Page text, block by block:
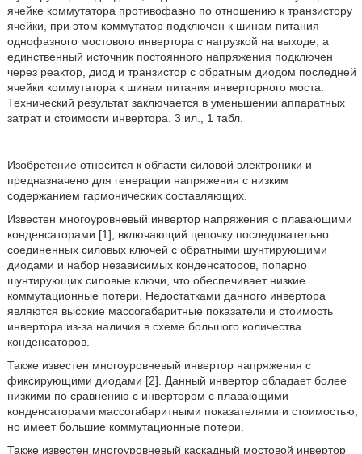
ячейке коммутатора противофазно по отношению к транзистору
ячейки, при этом коммутатор подключен к шинам питания
однофазного мостового инвертора с нагрузкой на выходе, а
единственный источник постоянного напряжения подключен
через реактор, диод и транзистор с обратным диодом последней
ячейки коммутатора к шинам питания инверторного моста.
Технический результат заключается в уменьшении аппаратных
затрат и стоимости инвертора. 3 ил., 1 табл.
Изобретение относится к области силовой электроники и
предназначено для генерации напряжения с низким
содержанием гармонических составляющих.
Известен многоуровневый инвертор напряжения с плавающими
конденсаторами [1], включающий цепочку последовательно
соединенных силовых ключей с обратными шунтирующими
диодами и набор независимых конденсаторов, попарно
шунтирующих силовые ключи, что обеспечивает низкие
коммутационные потери. Недостатками данного инвертора
являются высокие массогабаритные показатели и стоимость
инвертора из-за наличия в схеме большого количества
конденсаторов.
Также известен многоуровневый инвертор напряжения с
фиксирующими диодами [2]. Данный инвертор обладает более
низкими по сравнению с инвертором с плавающими
конденсаторами массогабаритными показателями и стоимостью,
но имеет большие коммутационные потери.
Также известен многоуровневый каскадный мостовой инвертор